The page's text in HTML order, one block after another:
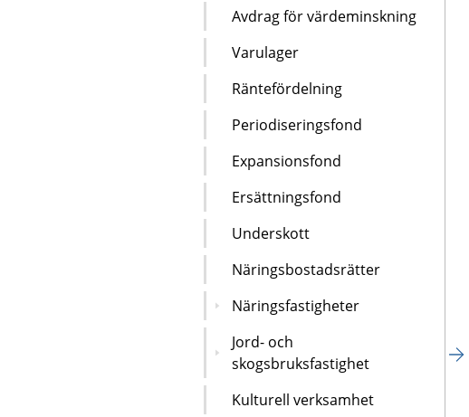
Avdrag för värdeminskning
Varulager
Räntefördelning
Periodiseringsfond
Expansionsfond
Ersättningsfond
Underskott
Näringsbostadsrätter
Näringsfastigheter
Jord- och
skogsbruksfastighet
Kulturell verksamhet